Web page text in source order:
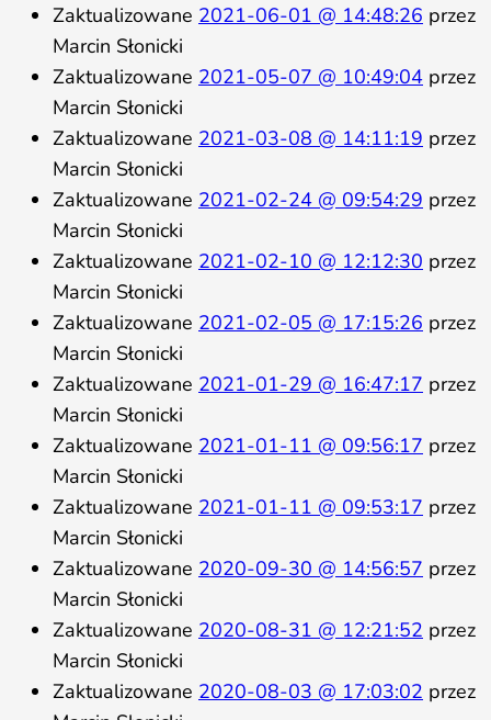
Zaktualizowane 2021-06-01 @ 14:48:26 przez
Marcin Słonicki
Zaktualizowane 2021-05-07 @ 10:49:04 przez
Marcin Słonicki
Zaktualizowane 2021-03-08 @ 14:11:19 przez
Marcin Słonicki
Zaktualizowane 2021-02-24 @ 09:54:29 przez
Marcin Słonicki
Zaktualizowane 2021-02-10 @ 12:12:30 przez
Marcin Słonicki
Zaktualizowane 2021-02-05 @ 17:15:26 przez
Marcin Słonicki
Zaktualizowane 2021-01-29 @ 16:47:17 przez
Marcin Słonicki
Zaktualizowane 2021-01-11 @ 09:56:17 przez
Marcin Słonicki
Zaktualizowane 2021-01-11 @ 09:53:17 przez
Marcin Słonicki
Zaktualizowane 2020-09-30 @ 14:56:57 przez
Marcin Słonicki
Zaktualizowane 2020-08-31 @ 12:21:52 przez
Marcin Słonicki
Zaktualizowane 2020-08-03 @ 17:03:02 przez